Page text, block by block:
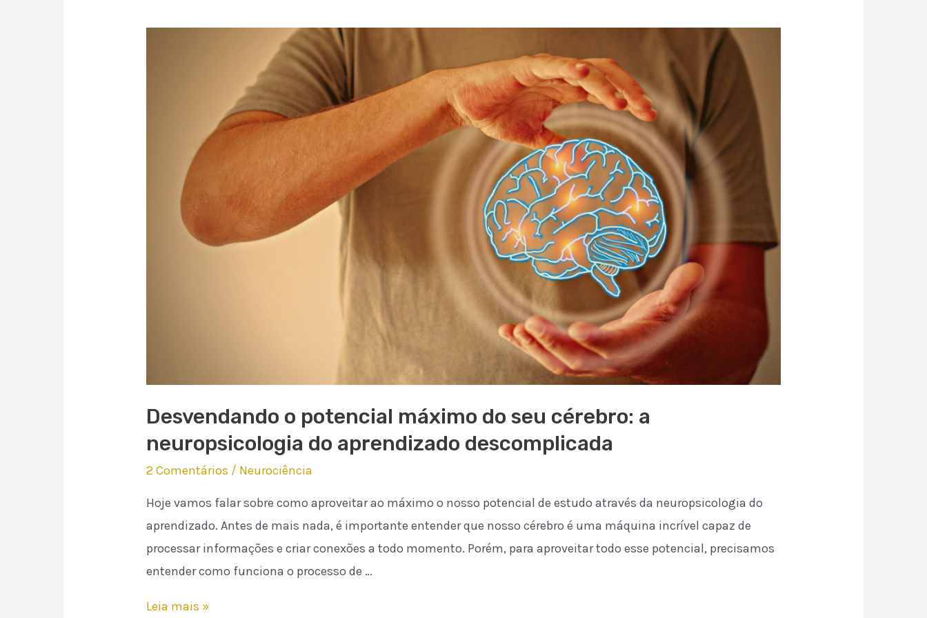
Desvendando o potencial máximo do seu cérebro: a
neuropsicologia do aprendizado descomplicada
2 Comentários / Neurociência
Hoje vamos falar sobre como aproveitar ao máximo o nosso potencial de estudo através da neuropsicologia do
aprendizado. Antes de mais nada, é importante entender que nosso cérebro é uma máquina incrível capaz de
processar informações e criar conexões a todo momento. Porém, para aproveitar todo esse potencial, precisamos
entender como funciona o processo de …
Desvendando
Leia mais »